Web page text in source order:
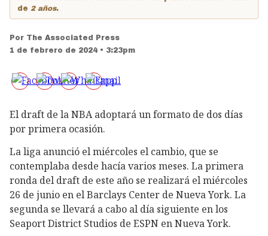
de 2 años.
Por The Associated Press
1 de febrero de 2024 • 3:23pm
El draft de la NBA adoptará un formato de dos días
por primera ocasión.
La liga anunció el miércoles el cambio, que se
contemplaba desde hacía varios meses. La primera
ronda del draft de este año se realizará el miércoles
26 de junio en el Barclays Center de Nueva York. La
segunda se llevará a cabo al día siguiente en los
Seaport District Studios de ESPN en Nueva York.